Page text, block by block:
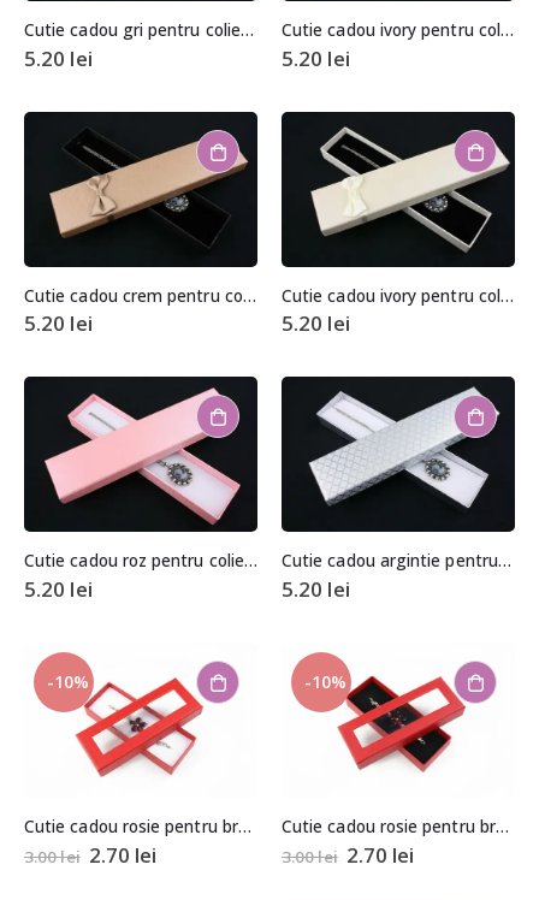
Cutie cadou gri pentru colier/bratara
5.20 lei
Cutie cadou ivory pentru colier/bratara
5.20 lei
Cutie cadou crem pentru colier/bratara
5.20 lei
Cutie cadou ivory pentru colier/bratara
5.20 lei
Cutie cadou roz pentru colier/bratara
5.20 lei
Cutie cadou argintie pentru colier/bratara
5.20 lei
-10%
Cutie cadou rosie pentru bratara 1,8x4x11,5cm
3.00lei 2.70 lei
-10%
Cutie cadou rosie pentru bratara 1,8x4x11,5cm
3.00lei 2.70 lei